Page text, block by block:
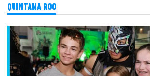
QUINTANA ROO